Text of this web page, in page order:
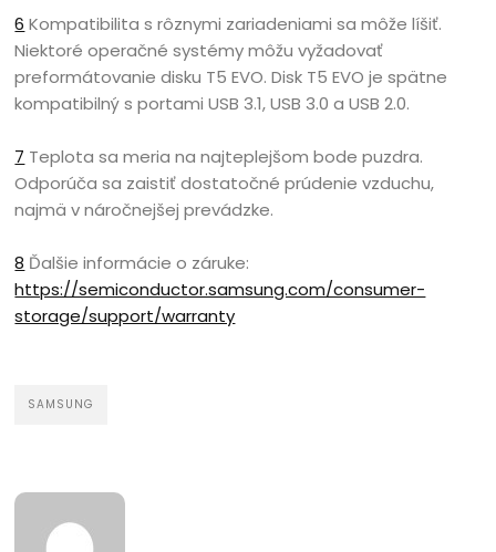
6 Kompatibilita s rôznymi zariadeniami sa môže líšiť.
Niektoré operačné systémy môžu vyžadovať
preformátovanie disku T5 EVO. Disk T5 EVO je spätne
kompatibilný s portami USB 3.1, USB 3.0 a USB 2.0.
7 Teplota sa meria na najteplejšom bode puzdra.
Odporúča sa zaistiť dostatočné prúdenie vzduchu,
najmä v náročnejšej prevádzke.
8 Ďalšie informácie o záruke:
https://semiconductor.samsung.com/consumer-
storage/support/warranty
SAMSUNG